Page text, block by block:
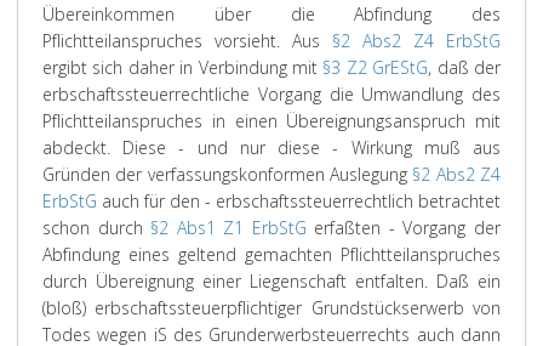
Übereinkommen über die Abfindung des
Pflichtteilanspruches vorsieht. Aus §2 Abs2 Z4 ErbStG
ergibt sich daher in Verbindung mit §3 Z2 GrEStG, daß der
erbschaftssteuerrechtliche Vorgang die Umwandlung des
Pflichtteilanspruches in einen Übereignungsanspruch mit
abdeckt. Diese - und nur diese - Wirkung muß aus
Gründen der verfassungskonformen Auslegung §2 Abs2 Z4
ErbStG auch für den - erbschaftssteuerrechtlich betrachtet
schon durch §2 Abs1 Z1 ErbStG erfaßten - Vorgang der
Abfindung eines geltend gemachten Pflichtteilanspruches
durch Übereignung einer Liegenschaft entfalten. Daß ein
(bloß) erbschaftssteuerpflichtiger Grundstückserwerb von
Todes wegen iS des Grunderwerbsteuerrechts auch dann